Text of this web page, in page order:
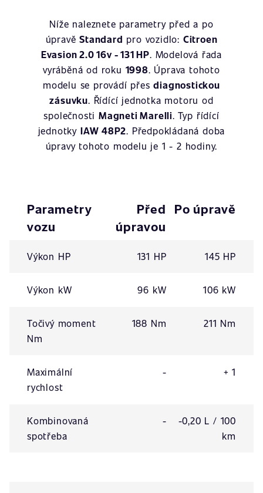
Níže naleznete parametry před a po
úpravěStandard pro vozidlo: Citroen
Evasion 2.0 16v - 131 HP. Modelová řada
vyráběná od roku 1998. Úprava tohoto
modelu se provádí přesdiagnostickou
zásuvku. Řídící jednotka motoru od
společnosti Magneti Marelli. Typ řídící
jednotky IAW 48P2. Předpokládaná doba
úpravy tohoto modelu je 1 - 2 hodiny.
Parametry
vozu
Před
úpravou
Po úpravě
Výkon HP 131 HP 145 HP
Výkon kW 96 kW 106 kW
Točivý moment
Nm
188 Nm 211 Nm
Maximální
rychlost
- + 1
Kombinovaná
spotřeba
-
-0,20 L / 100
km